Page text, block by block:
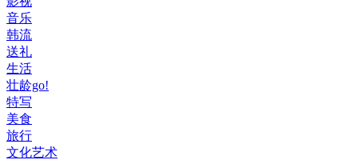
音乐
韩流
送礼
生活
壮龄go!
特写
美食
旅行
文化艺术